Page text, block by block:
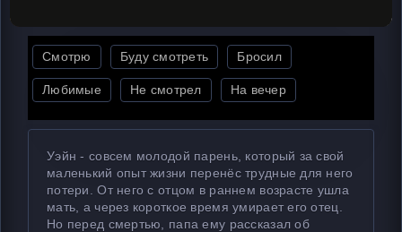
Смотрю Буду смотреть Бросил
Любимые Не смотрел На вечер
Уэйн - совсем молодой парень, который за свой
маленький опыт жизни перенёс трудные для него
потери. От него с отцом в раннем возрасте ушла
мать, а через короткое время умирает его отец.
Но перед смертью, папа ему рассказал об